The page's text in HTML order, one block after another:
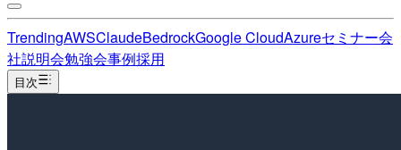
TrendingAWSClaudeBedrockGoogle CloudAzureセミナー会
社説明会勉強会事例採用
目次